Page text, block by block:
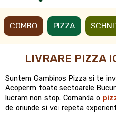
COMBO PIZZA
LIVRARE PIZZA
Suntem Gambinos Pizza si te
Acoperim toate sectoarele
lucram non stop. Comanda o
de oriunde si vei repeta